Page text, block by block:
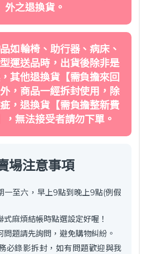
外之退換貨。
如輪椅、助行器、病床、
運送品時，出貨後除非是
其他退換貨【需負擔來回
，商品一經拆封使用，除
，退換貨【需負擔整新費
，無法接受者請勿下單。
場注意事項
一至六，早上9點到晚上9點(例假
麻煩結帳時點選設定好喔！
問題請先詢問，避免購物糾紛。
必錄影拆封，如有問題歡迎與我